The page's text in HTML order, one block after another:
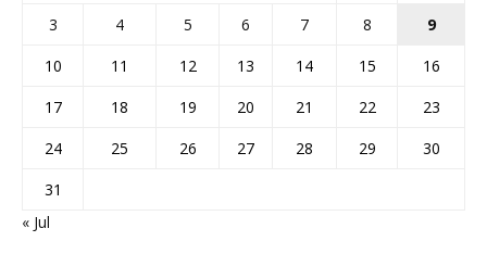
3
4 5 6 7 8
9
10
11 12 13 14 15
16
17
18 19 20 21 22
23
24
25 26 27 28 29
30
31
« Jul